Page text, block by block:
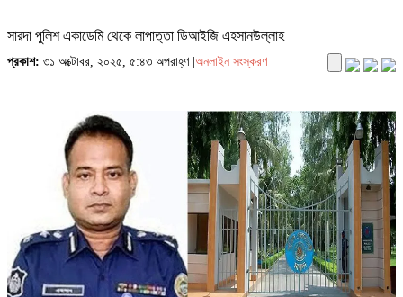
সারদা পুলিশ একাডেমি থেকে লাপাত্তা ডিআইজি এহসানউল্লাহ
প্রকাশ: ৩১ অক্টোবর, ২০২৫, ৫:৪৩ অপরাহ্ণ | অনলাইন সংস্করণ